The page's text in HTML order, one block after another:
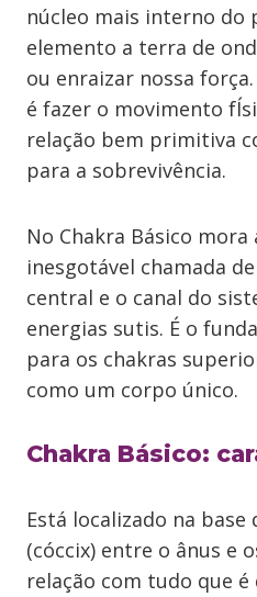
núcleo mais interno do
elemento a terra de
ou enraizar nossa
é fazer o movimento
relação bem primitiva
para a sobrevivência.
No Chakra Básico
inesgotável chamada
central e o canal do
energias sutis. É o
para os chakras
como um corpo único.
Chakra Básico:
Está localizado na
(cóccix) entre o ânus e
relação com tudo que